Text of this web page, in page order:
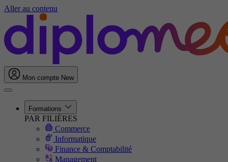
Aller au contenu
Mon compte New
Formations
PAR FILIÈRES
Commerce
Informatique
Finance & Comptabilité
Management